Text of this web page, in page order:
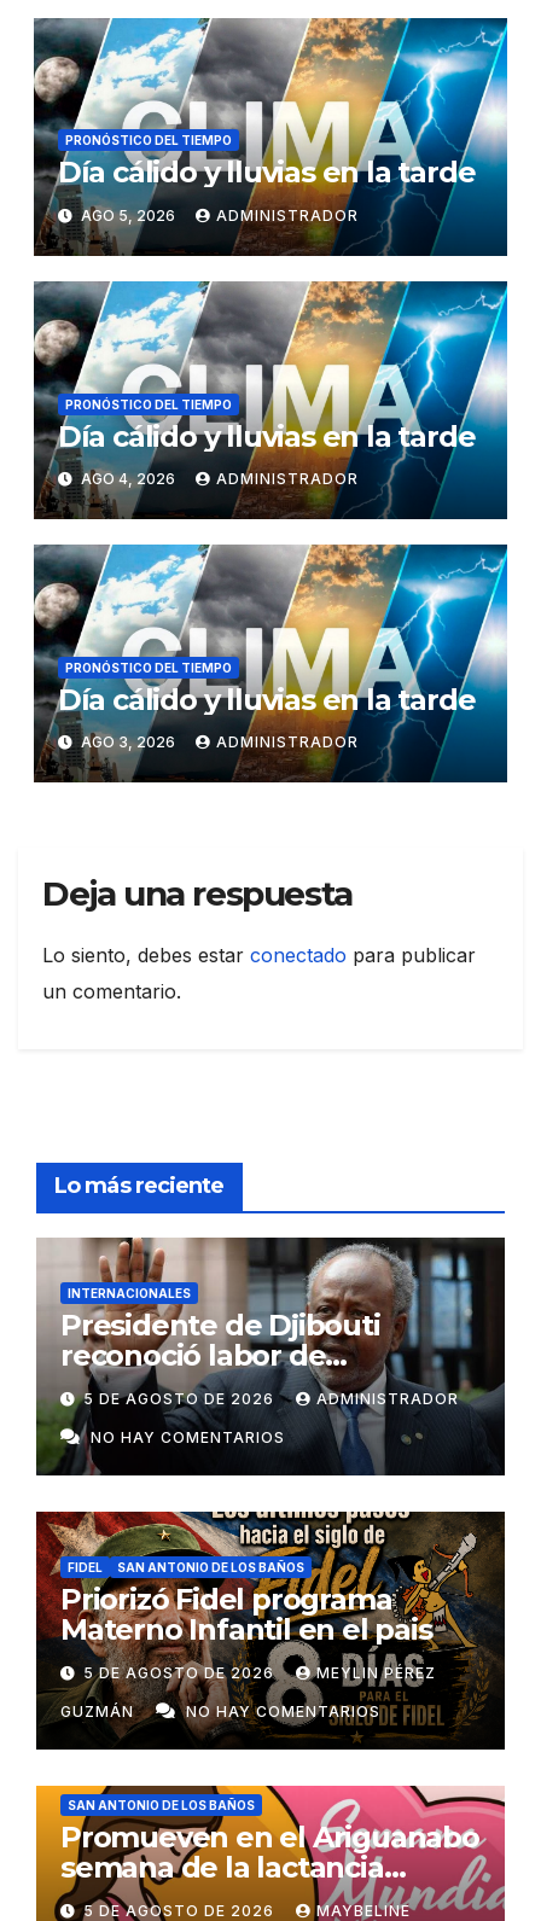
PRONÓSTICO DEL TIEMPO
Día cálido y lluvias en la tarde
AGO 5, 2026 ADMINISTRADOR
PRONÓSTICO DEL TIEMPO
Día cálido y lluvias en la tarde
AGO 4, 2026 ADMINISTRADOR
PRONÓSTICO DEL TIEMPO
Día cálido y lluvias en la tarde
AGO 3, 2026 ADMINISTRADOR
Deja una respuesta
Lo siento, debes estar conectado para publicar
un comentario.
Lo más reciente
INTERNACIONALES
Presidente de Djibouti
reconoció labor de
colaboradores de Cuba
5 DE AGOSTO DE 2026 ADMINISTRADOR
NO HAY COMENTARIOS
FIDEL SAN ANTONIO DE LOS BAÑOS
Priorizó Fidel programa
Materno Infantil en el pais
5 DE AGOSTO DE 2026 MEYLIN PÉREZ
GUZMÁN NO HAY COMENTARIOS
SAN ANTONIO DE LOS BAÑOS
Promueven en el Ariguanabo
semana de la lactancia
materna
5 DE AGOSTO DE 2026 MAYBELINE